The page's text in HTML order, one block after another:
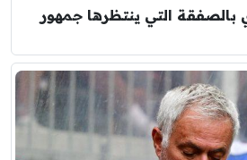
التي ينتظرها جمهور